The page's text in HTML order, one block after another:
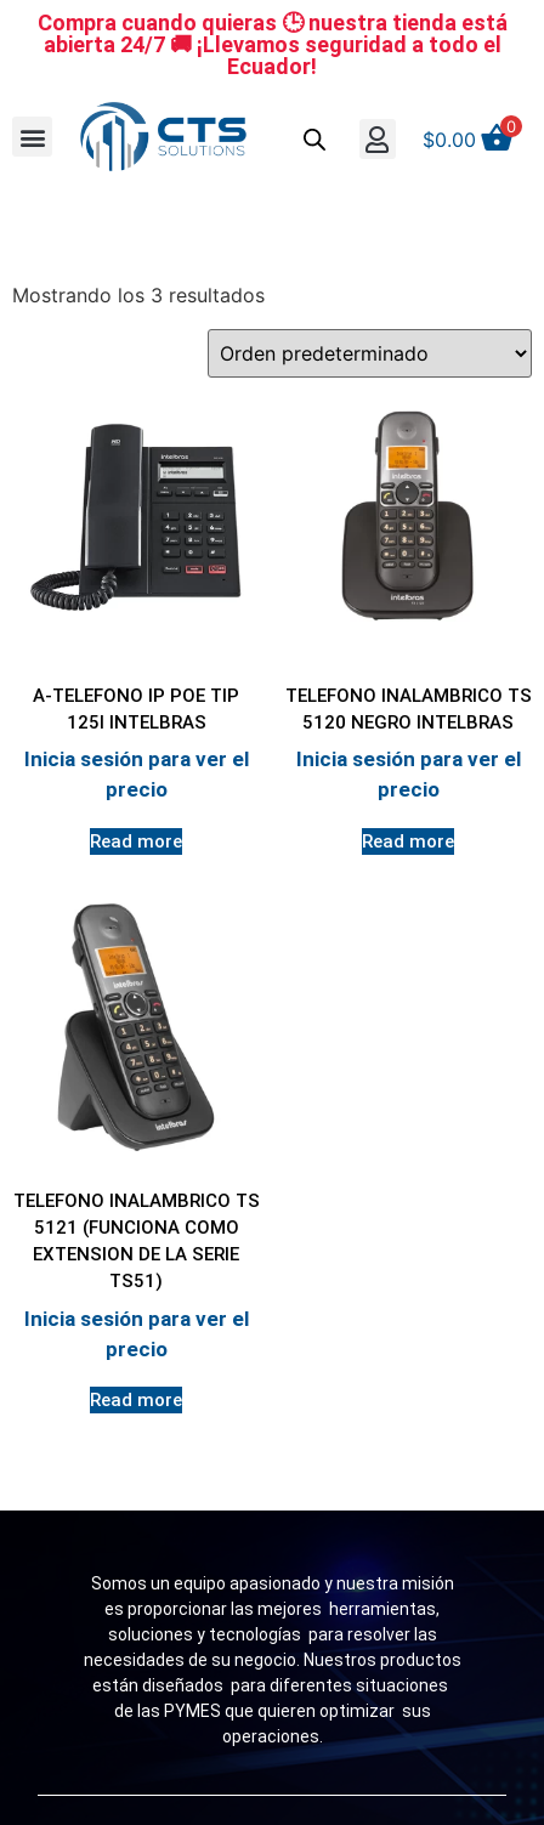
Compra cuando quieras 🕒 nuestra tienda está
abierta 24/7 🚚 ¡Llevamos seguridad a todo el
Ecuador!
$0.00
0
Mostrando los 3 resultados
A-TELEFONO IP POE TIP
125I INTELBRAS
Inicia sesión para ver el
precio
Read more
TELEFONO INALAMBRICO TS
5120 NEGRO INTELBRAS
Inicia sesión para ver el
precio
Read more
TELEFONO INALAMBRICO TS
5121 (FUNCIONA COMO
EXTENSION DE LA SERIE
TS51)
Inicia sesión para ver el
precio
Read more
Somos un equipo apasionado y nuestra misión
es proporcionar las mejores herramientas,
soluciones y tecnologías para resolver las
necesidades de su negocio. Nuestros productos
están diseñados para diferentes situaciones
de las PYMES que quieren optimizar sus
operaciones.